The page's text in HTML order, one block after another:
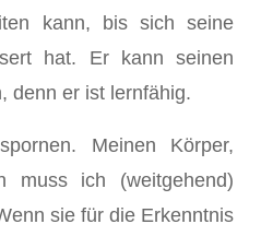
kann, bis sich seine
hat. Er kann seinen
denn er ist lernfähig.
Meinen Körper,
muss ich (weitgehend)
sie für die Erkenntnis